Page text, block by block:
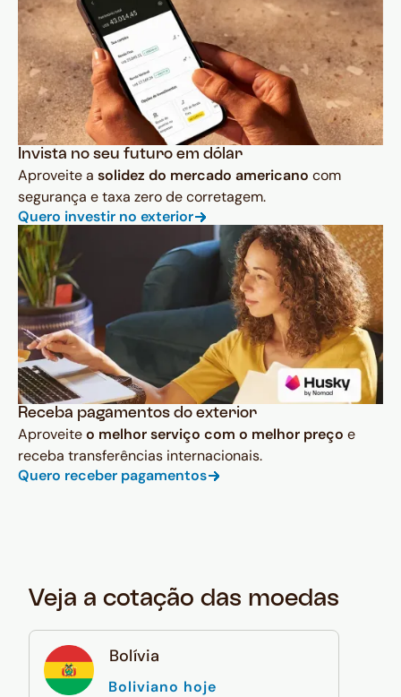
Invista no seu futuro em dólar
Aproveite a solidez do mercado americano com
segurança e taxa zero de corretagem.
Quero investir no exterior
Receba pagamentos do exterior
Aproveiteo melhor serviço com o melhor preço e
receba transferências internacionais.
Quero receber pagamentos
Veja a cotação das moedas
Bolívia
Boliviano hoje